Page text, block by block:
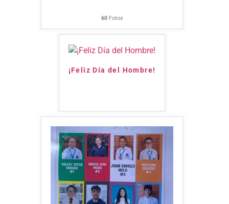
60Fotos
¡Feliz Día del Hombre!